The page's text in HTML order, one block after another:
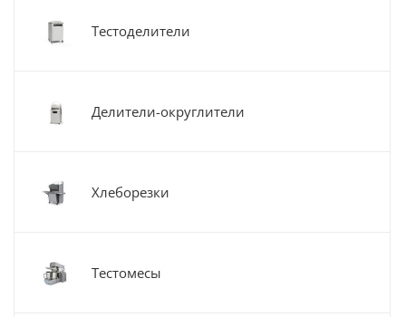
Тестоделители
Делители-округлители
Хлеборезки
Тестомесы